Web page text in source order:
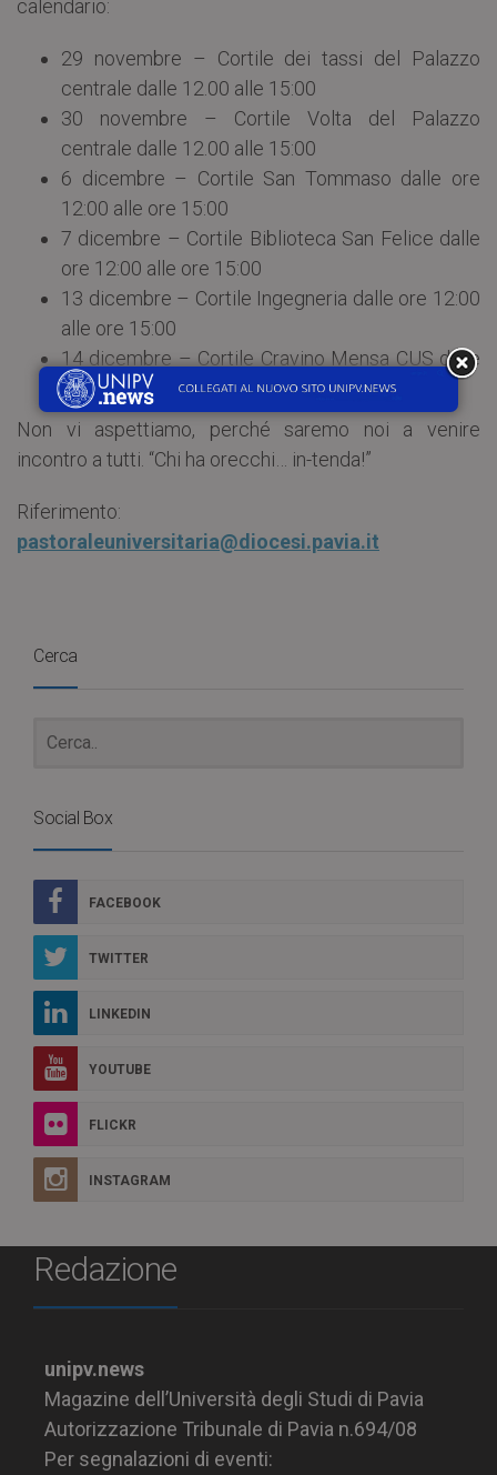
calendario:
29 novembre – Cortile dei tassi del Palazzo
centrale dalle 12.00 alle 15:00
30 novembre – Cortile Volta del Palazzo
centrale dalle 12.00 alle 15:00
6 dicembre – Cortile San Tommaso dalle ore
12:00 alle ore 15:00
7 dicembre – Cortile Biblioteca San Felice dalle
ore 12:00 alle ore 15:00
13 dicembre – Cortile Ingegneria dalle ore 12:00
alle ore 15:00
14 dicembre – Cortile Cravino Mensa CUS dalle
ore 12:00 alle ore 15:00
Non vi aspettiamo, perché saremo noi a venire
incontro a tutti. “Chi ha orecchi… in-tenda!”
Riferimento:
pastoraleuniversitaria@diocesi.pavia.it
Cerca
Social Box
FACEBOOK
TWITTER
LINKEDIN
YOUTUBE
FLICKR
INSTAGRAM
Redazione
unipv.news
Magazine dell’Università degli Studi di Pavia
Autorizzazione Tribunale di Pavia n.694/08
Per segnalazioni di eventi: